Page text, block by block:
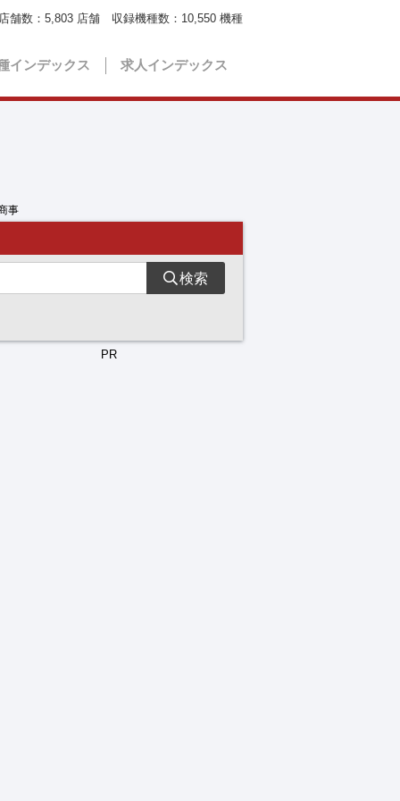
インデックス 求人インデックス
舗数： 5,803 店舗 収録機種数： 10,550 機種
事
検索
PR